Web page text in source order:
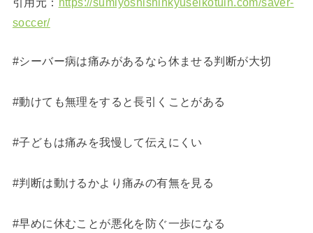
soccer/
#シーバー病は痛みがあるなら休ませる判断が大切
#動けても無理をすると長引くことがある
#子どもは痛みを我慢して伝えにくい
#判断は動けるかより痛みの有無を見る
#早めに休むことが悪化を防ぐ一歩になる